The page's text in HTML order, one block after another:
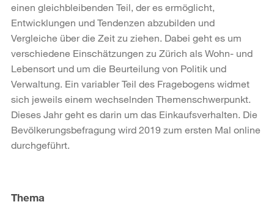
einen gleichbleibenden Teil, der es ermöglicht,
Entwicklungen und Tendenzen abzubilden und
Vergleiche über die Zeit zu ziehen. Dabei geht es um
verschiedene Einschätzungen zu Zürich als Wohn- und
Lebensort und um die Beurteilung von Politik und
Verwaltung. Ein variabler Teil des Fragebogens widmet
sich jeweils einem wechselnden Themenschwerpunkt.
Dieses Jahr geht es darin um das Einkaufsverhalten. Die
Bevölkerungsbefragung wird 2019 zum ersten Mal online
durchgeführt.
Informationen
Thema